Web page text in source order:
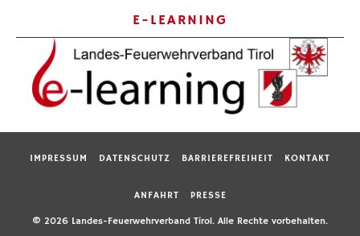
E-LEARNING
IMPRESSUM DATENSCHUTZ BARRIEREFREIHEIT KONTAKT
ANFAHRT PRESSE
© 2026 Landes-Feuerwehrverband Tirol. Alle Rechte vorbehalten.